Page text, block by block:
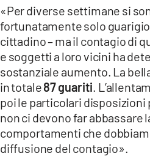
LACTV.IT
LACONAIR.IT
LACITYMAG.IT
ILREGGINO.IT
COSENZACHANNEL.IT
ILVIBONESE.IT
«Per diverse settimane si
fortunatamente solo
cittadino – ma il contagio di
e soggetti a loro vicini ha
sostanziale aumento. La
in totale87 guariti.
poi le particolari disposizioni
non ci devono far abbassare
comportamenti che
diffusione del contagio».